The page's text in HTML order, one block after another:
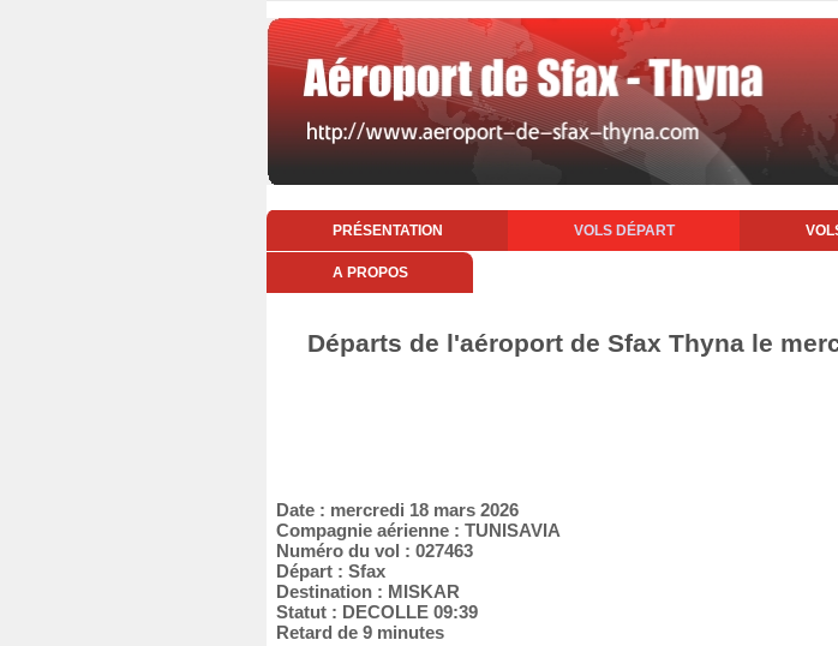
PRÉSENTATION VOLS DÉPART
A PROPOS
Départs de l'aéroport de Sfax Thyna le
Date : mercredi 18 mars 2026
Compagnie aérienne : TUNISAVIA
Numéro du vol : 027463
Départ : Sfax
Destination : MISKAR
Statut : DECOLLE 09:39
Retard de 9 minutes